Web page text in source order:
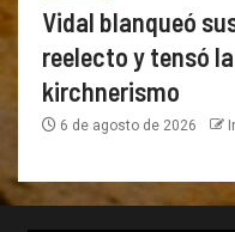
Vidal blanqueó
reelecto y tensó
kirchnerismo
6 de agosto de 2026